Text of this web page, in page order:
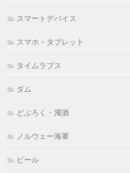
スマートデバイス
スマホ・タブレット
タイムラプス
ダム
どぶろく・濁酒
ノルウェー海軍
ビール